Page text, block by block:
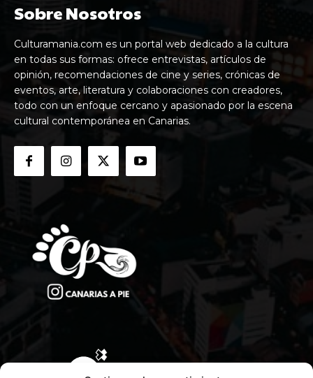
Sobre Nosotros
Culturamania.com es un portal web dedicado a la cultura
en todas sus formas: ofrece entrevistas, artículos de
opinión, recomendaciones de cine y series, crónicas de
eventos, arte, literatura y colaboraciones con creadores,
todo con un enfoque cercano y apasionado por la escena
cultural contemporánea en Canarias.